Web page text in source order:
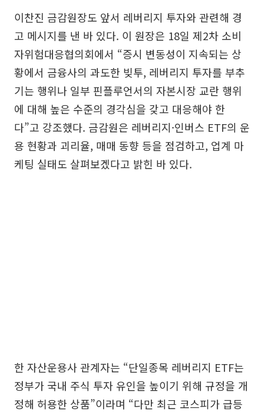
이찬진 금감원장도 앞서 레버리지 투자와 관련해 경
고 메시지를 낸 바 있다. 이 원장은 18일 제2차 소비
자위험대응협의회에서 “증시 변동성이 지속되는 상
황에서 금융사의 과도한 빚투, 레버리지 투자를 부추
기는 행위나 일부 핀플루언서의 자본시장 교란 행위
에 대해 높은 수준의 경각심을 갖고 대응해야 한
다”고 강조했다. 금감원은 레버리지·인버스 ETF의 운
용 현황과 괴리율, 매매 동향 등을 점검하고, 업계 마
케팅 실태도 살펴보겠다고 밝힌 바 있다.
한 자산운용사 관계자는 “단일종목 레버리지 ETF는
정부가 국내 주식 투자 유인을 높이기 위해 규정을 개
정해 허용한 상품”이라며 “다만 최근 코스피가 급등